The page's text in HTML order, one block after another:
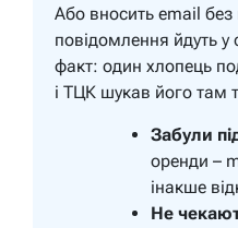
Або вносить email без
повідомлення йдуть
факт: один хлопець
і ТЦК шукав його там
Забули
оренди –
інакше
Не